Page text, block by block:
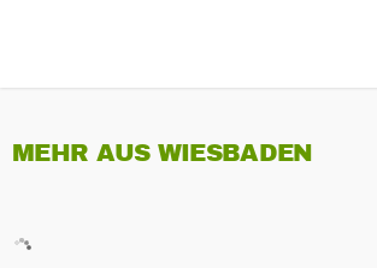
MEHR AUS WIESBADEN